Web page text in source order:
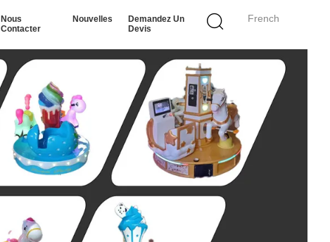
French
Nous
Contacter
Nouvelles
Demandez Un
Devis